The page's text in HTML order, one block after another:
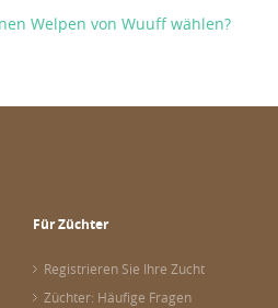
Welpen von Wuuff wählen?
Für Züchter
Registrieren Sie Ihre Zucht
Züchter: Häufige Fragen